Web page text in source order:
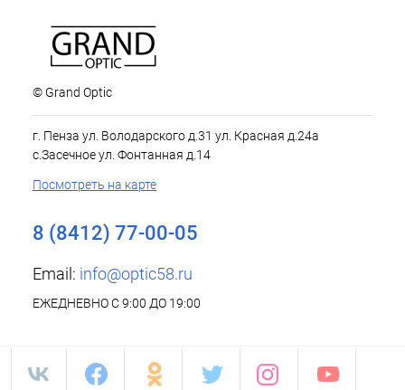
© Grand Optic
г. Пенза ул. Володарского д.31 ул. Красная д.24а
с.Засечное ул. Фонтанная д.14
Посмотреть на карте
8 (8412) 77-00-05
Email: info@optic58.ru
ЕЖЕДНЕВНО С 9:00 ДО 19:00